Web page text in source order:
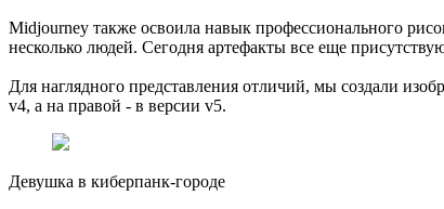
Midjourney также освоила навык профессионального
несколько людей. Сегодня артефакты все еще
Для наглядного представления отличий, мы создали
v4, а на правой - в версии v5.
Девушка в киберпанк-городе